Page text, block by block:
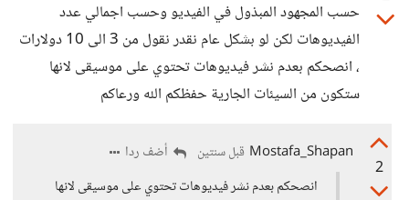
حسب المجهود المبذول في الفيديو وحسب اجمالي عدد
الفيديوهات لكن لو بشكل عام نقدر نقول من 3 الى 10 دولارات
، انصحكم بعدم نشر فيديوهات تحتوي على موسيقى لانها
ستكون من السيئات الجارية حفظكم الله ورعاكم
2
Mostafa_Shapan قبل سنتين
أضف ردا
انصحكم بعدم نشر فيديوهات تحتوي على موسيقى لانها